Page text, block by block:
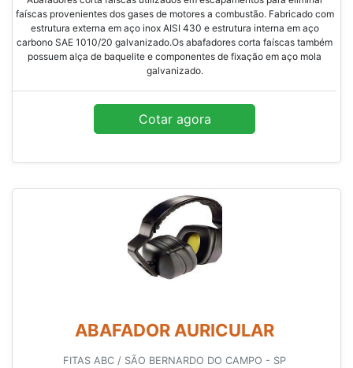
faíscas provenientes dos gases de motores a combustão. Fabricado com
estrutura externa em aço inox AISI 430 e estrutura interna em aço
carbono SAE 1010/20 galvanizado.Os abafadores corta faíscas também
possuem alça de baquelite e componentes de fixação em aço mola
galvanizado.
Cotar agora
ABAFADOR AURICULAR
FITAS ABC / SÃO BERNARDO DO CAMPO - SP